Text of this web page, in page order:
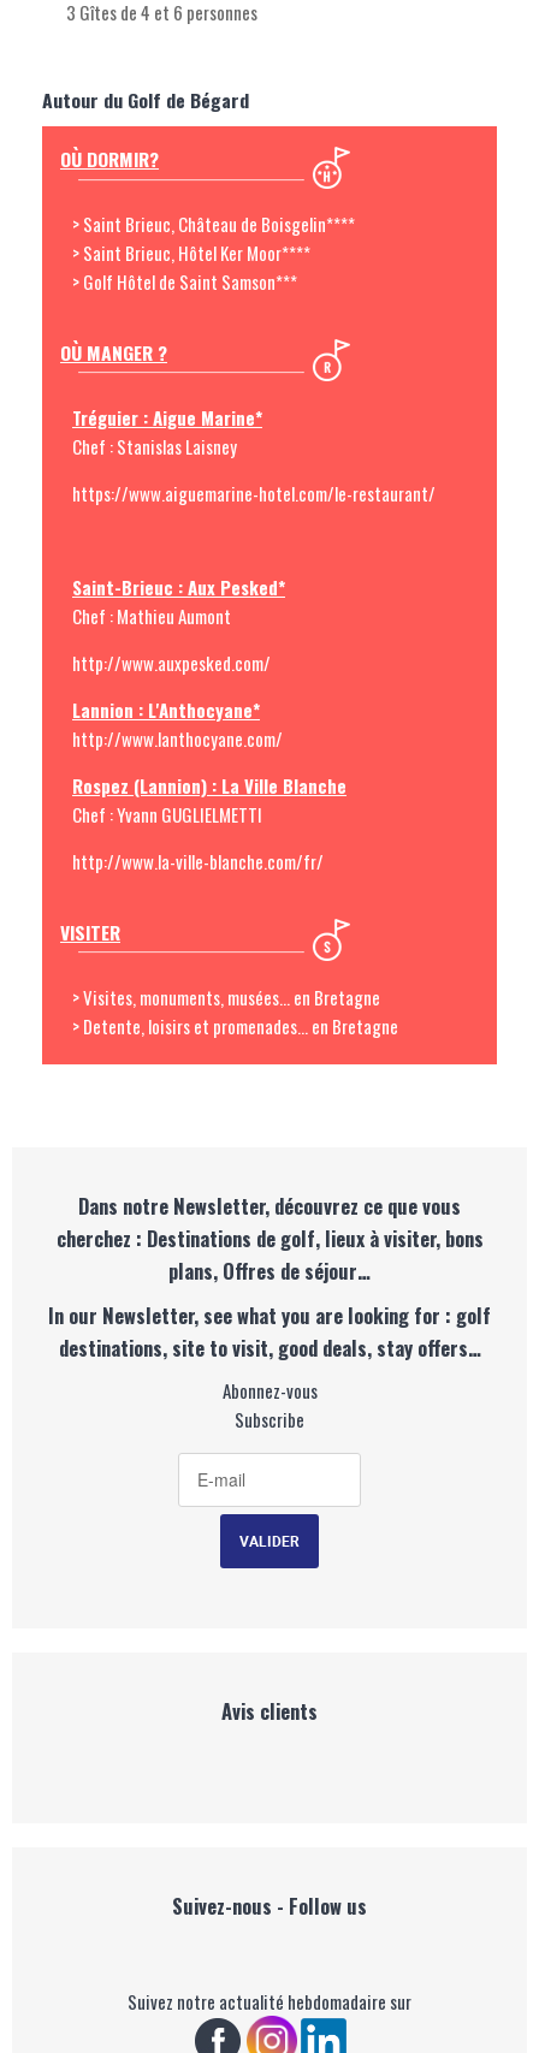
3 Gîtes de 4 et 6 personnes
Autour du Golf de Bégard
OÙ DORMIR?
> Saint Brieuc, Château de Boisgelin****
> Saint Brieuc, Hôtel Ker Moor****
> Golf Hôtel de Saint Samson***
OÙ MANGER ?
Tréguier : Aigue Marine*
Chef : Stanislas Laisney
https://www.aiguemarine-hotel.com/le-restaurant/
Saint-Brieuc : Aux Pesked*
Chef : Mathieu Aumont
http://www.auxpesked.com/
Lannion : L'Anthocyane*
http://www.lanthocyane.com/
Rospez (Lannion) : La Ville Blanche
Chef : Yvann GUGLIELMETTI
http://www.la-ville-blanche.com/fr/
VISITER
> Visites, monuments, musées... en Bretagne
> Detente, loisirs et promenades... en Bretagne
Dans notre Newsletter, découvrez ce que vous
cherchez : Destinations de golf, lieux à visiter, bons
plans, Offres de séjour…
In our Newsletter, see what you are looking for : golf
destinations, site to visit, good deals, stay offers…
Abonnez-vous
Subscribe
Avis clients
Suivez-nous - Follow us
Suivez notre actualité hebdomadaire sur